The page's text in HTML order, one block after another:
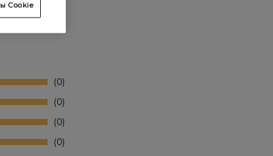
0
0
0
0
Cookie